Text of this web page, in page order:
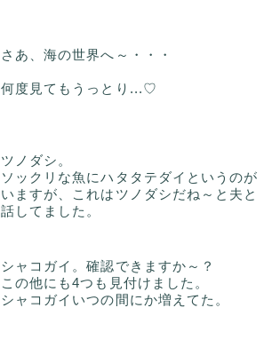
さあ、海の世界へ～・・・
何度見てもうっとり...♡
ツノダシ。
ソックリな魚にハタタテダイというのが
いますが、これはツノダシだね～と夫と
話してました。
シャコガイ。確認できますか～？
この他にも4つも見付けました。
シャコガイいつの間にか増えてた。